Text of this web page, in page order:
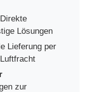
Direkte
Lösungen
Lieferung per
zur